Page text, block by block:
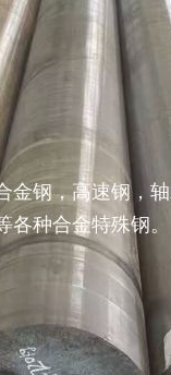
钢，高速钢，
种合金特殊钢。